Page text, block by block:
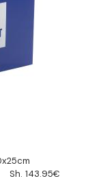
Sh. 143.95€